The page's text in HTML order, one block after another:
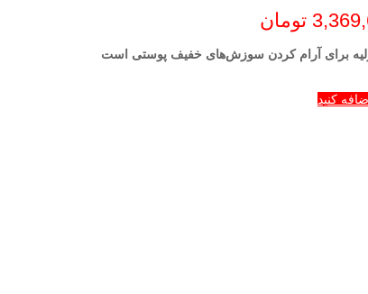
تومان
برای آرام کردن سوزش‌های خفیف پوستی است
کنید